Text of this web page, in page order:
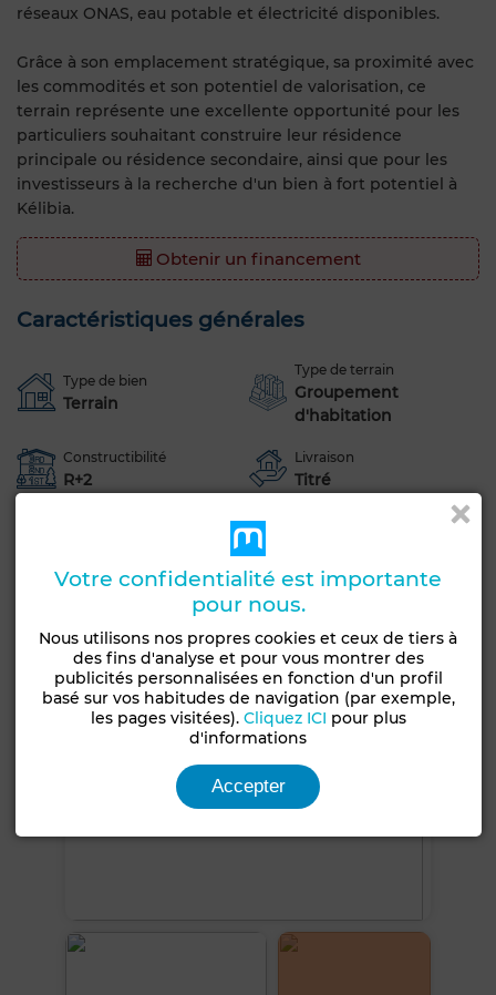
réseaux ONAS, eau potable et électricité disponibles.
Grâce à son emplacement stratégique, sa proximité avec
les commodités et son potentiel de valorisation, ce
terrain représente une excellente opportunité pour les
particuliers souhaitant construire leur résidence
principale ou résidence secondaire, ainsi que pour les
investisseurs à la recherche d'un bien à fort potentiel à
Kélibia.
Obtenir un financement
Caractéristiques générales
Type de bien
Terrain
Type de terrain
Groupement
d'habitation
Constructibilité
R+2
Livraison
Titré
Voir plus de photos
Votre confidentialité est importante
pour nous.
Nous utilisons nos propres cookies et ceux de tiers à
des fins d'analyse et pour vous montrer des
publicités personnalisées en fonction d'un profil
basé sur vos habitudes de navigation (par exemple,
les pages visitées). Cliquez ICI pour plus
d'informations
Accepter